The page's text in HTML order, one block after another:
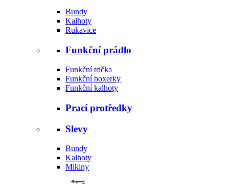
Bundy
Kalhoty
Rukavice
Funkční prádlo
Funkční trička
Funkční boxerky
Funkční kalhoty
Prací protředky
Slevy
Bundy
Kalhoty
Mikiny